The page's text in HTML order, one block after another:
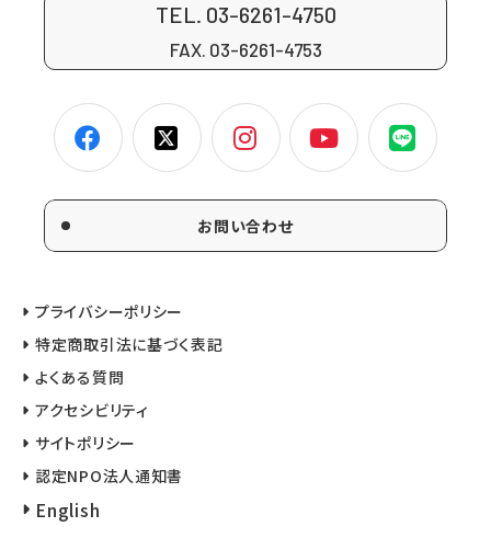
TEL. 03-6261-4750
FAX. 03-6261-4753
お問い合わせ
プライバシーポリシー
特定商取引法に基づく表記
よくある質問
アクセシビリティ
サイトポリシー
認定NPO法人通知書
English